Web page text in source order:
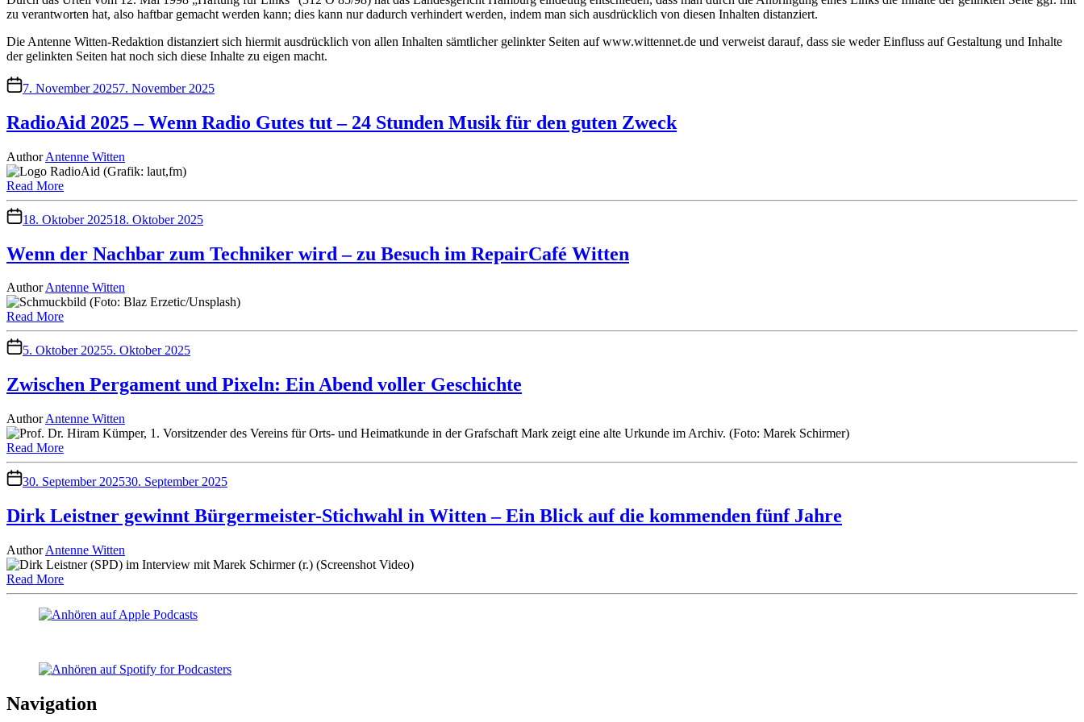
zu verantworten hat, also haftbar gemacht werden kann; dies kann nur dadurch verhindert werden, indem man sich ausdrücklich von diesen Inhalten distanziert.
Die Antenne Witten-Redaktion distanziert sich hiermit ausdrücklich von allen Inhalten sämtlicher gelinkter Seiten auf www.wittennet.de und verweist darauf, dass sie weder Einfluss auf Gestaltung und Inhalte
der gelinkten Seiten hat noch sich diese Inhalte zu eigen macht.
7. November 20257. November 2025
RadioAid 2025 – Wenn Radio Gutes tut – 24 Stunden Musik für den guten Zweck
AuthorAntenne Witten
Read More
18. Oktober 202518. Oktober 2025
Wenn der Nachbar zum Techniker wird – zu Besuch im RepairCafé Witten
AuthorAntenne Witten
Read More
5. Oktober 20255. Oktober 2025
Zwischen Pergament und Pixeln: Ein Abend voller Geschichte
AuthorAntenne Witten
Read More
30. September 202530. September 2025
Dirk Leistner gewinnt Bürgermeister-Stichwahl in Witten – Ein Blick auf die kommenden fünf Jahre
AuthorAntenne Witten
Read More
Navigation